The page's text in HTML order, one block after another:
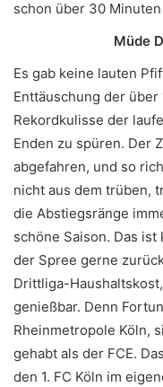
schon über 30
Müde
Es gab keine lauten
Enttäuschung der über
Rekordkulisse der
Enden zu spüren. Der
abgefahren, und so
nicht aus dem trüben,
die Abstiegsränge
schöne Saison. Das
der Spree gerne
Drittliga-
genießbar. Denn
Rheinmetropole Köln,
gehabt als der FCE.
den 1. FC Köln im